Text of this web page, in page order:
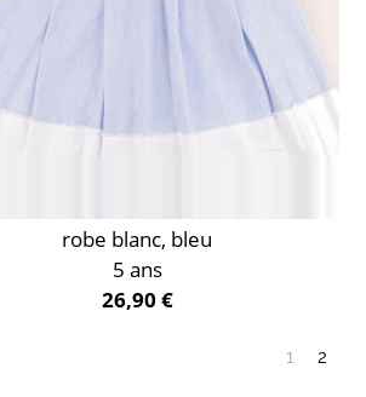
robe blanc, bleu
5 ans
26,90 €
1 2